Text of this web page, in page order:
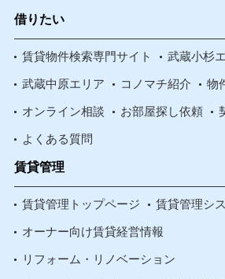
借りたい
賃貸物件検索専門サイト 武蔵小杉
武蔵中原エリア コノマチ紹介 物
オンライン相談 お部屋探し依頼
よくある質問
賃貸管理
賃貸管理トップページ 賃貸管理シ
オーナー向け賃貸経営情報
リフォーム・リノベーション